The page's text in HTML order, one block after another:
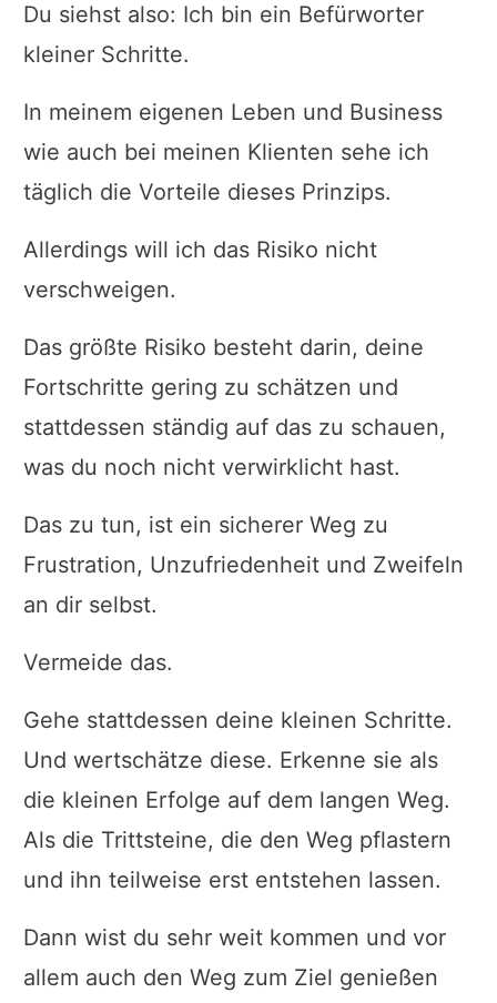
Du siehst also: Ich bin ein Befürworter
kleiner Schritte.
In meinem eigenen Leben und Business
wie auch bei meinen Klienten sehe ich
täglich die Vorteile dieses Prinzips.
Allerdings will ich das Risiko nicht
verschweigen.
Das größte Risiko besteht darin, deine
Fortschritte gering zu schätzen und
stattdessen ständig auf das zu schauen,
was du noch nicht verwirklicht hast.
Das zu tun, ist ein sicherer Weg zu
Frustration, Unzufriedenheit und Zweifeln
an dir selbst.
Vermeide das.
Gehe stattdessen deine kleinen Schritte.
Und wertschätze diese. Erkenne sie als
die kleinen Erfolge auf dem langen Weg.
Als die Trittsteine, die den Weg pflastern
und ihn teilweise erst entstehen lassen.
Dann wist du sehr weit kommen und vor
allem auch den Weg zum Ziel genießen